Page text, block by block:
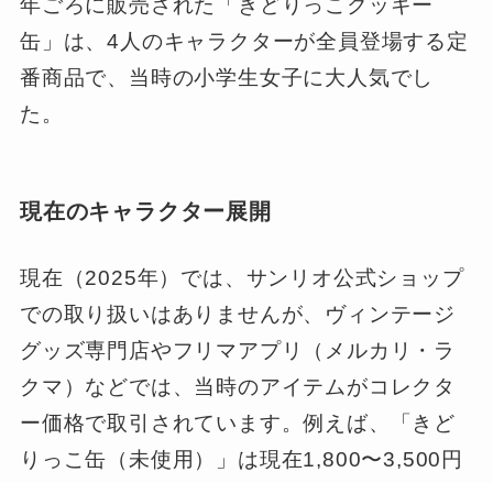
年ごろに販売された「きどりっこクッキー
缶」は、4人のキャラクターが全員登場する定
番商品で、当時の小学生女子に大人気でし
た。
現在のキャラクター展開
現在（2025年）では、サンリオ公式ショップ
での取り扱いはありませんが、ヴィンテージ
グッズ専門店やフリマアプリ（メルカリ・ラ
クマ）などでは、当時のアイテムがコレクタ
ー価格で取引されています。例えば、「きど
りっこ缶（未使用）」は現在1,800〜3,500円